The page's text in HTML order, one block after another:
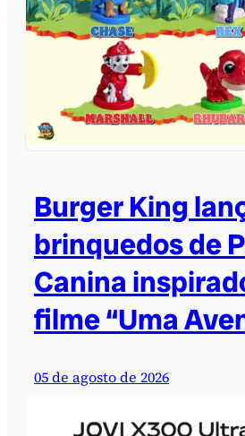
Burger King
brinquedos de
Canina
filme “Uma
05 de agosto de 2026